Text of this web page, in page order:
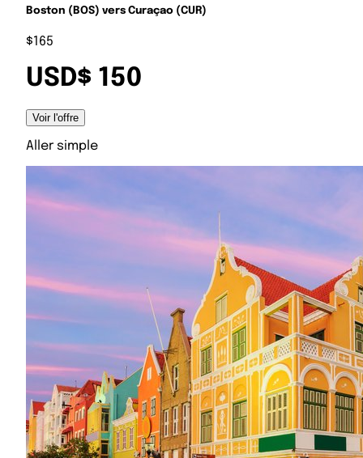
Boston (BOS) vers Curaçao (CUR)
$165
USD$ 150
Voir l'offre
Aller simple